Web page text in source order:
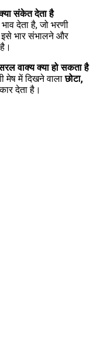
संकेत देता है
देता है, जो भरणी
इसे भार संभालने और
वाक्य क्या हो सकता है
मेष में दिखने वालाछोटा,
देता है।